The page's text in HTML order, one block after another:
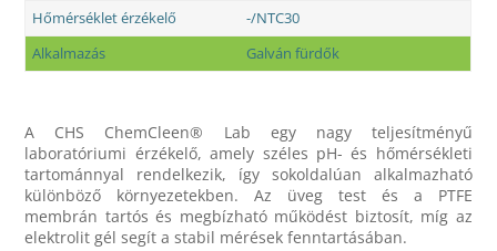
Hőmérséklet érzékelő
-/NTC30
Alkalmazás
Galván fürdők
A CHS ChemCleen® Lab egy nagy teljesítményű
laboratóriumi érzékelő, amely széles pH- és hőmérsékleti
tartománnyal rendelkezik, így sokoldalúan alkalmazható
különböző környezetekben. Az üveg test és a PTFE
membrán tartós és megbízható működést biztosít, míg az
elektrolit gél segít a stabil mérések fenntartásában.